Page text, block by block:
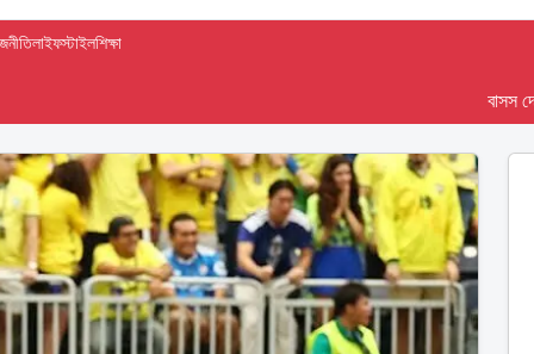
লাইফস্টাইলশিক্ষা
বাসস দেশ-